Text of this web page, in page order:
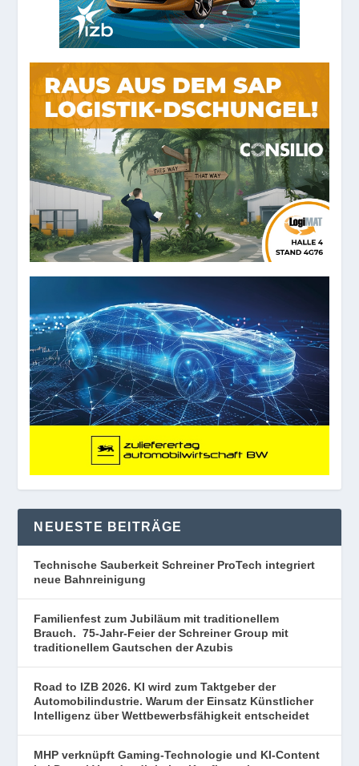
NEUESTE BEITRÄGE
Technische Sauberkeit Schreiner ProTech integriert
neue Bahnreinigung
Familienfest zum Jubiläum mit traditionellem
Brauch. 75-Jahr-Feier der Schreiner Group mit
traditionellem Gautschen der Azubis
Road to IZB 2026. KI wird zum Taktgeber der
Automobilindustrie. Warum der Einsatz Künstlicher
Intelligenz über Wettbewerbsfähigkeit entscheidet
MHP verknüpft Gaming-Technologie und KI-Content